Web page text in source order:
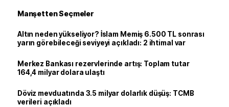
Manşetten Seçmeler
Altın neden yükseliyor? İslam Memiş 6.500 TL sonrası
yarın görebileceği seviyeyi açıkladı: 2 ihtimal var
Merkez Bankası rezervlerinde artış: Toplam tutar
164,4 milyar dolara ulaştı
Döviz mevduatında 3.5 milyar dolarlık düşüş: TCMB
verileri açıkladı